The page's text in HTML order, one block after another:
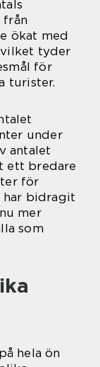
från
ökat med
vilket tyder
för
turister.
under
antalet
ett bredare
för
har bidragit
mer
som
hela ön